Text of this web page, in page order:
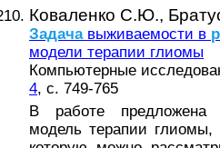
Коваленко С.Ю.,
Задачавыживаемости в
модели терапии глиомы
Компьютерные
4, с. 749-765
В работе
модель терапии глиомы,